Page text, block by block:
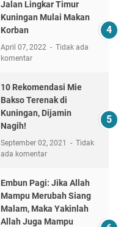
Jalan Lingkar Timur
Kuningan Mulai Makan
Korban
April 07, 2022
Tidak ada
komentar
10 Rekomendasi Mie
Bakso Terenak di
Kuningan, Dijamin
Nagih!
September 02, 2021
Tidak
ada komentar
Embun Pagi: Jika Allah
Mampu Merubah Siang
Malam, Maka Yakinlah
Allah Juga Mampu